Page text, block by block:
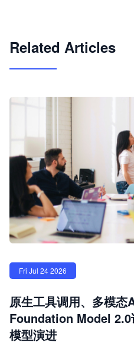
Related Articles
Fri Jul 24 2026
原生工具调用、多模态
Foundation Model
模型演进